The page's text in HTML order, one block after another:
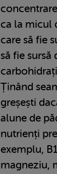
ca la micul
care să fie
să fie sursă
Ținând
greșești
alune de
nutrienți
exemplu,
magneziu,